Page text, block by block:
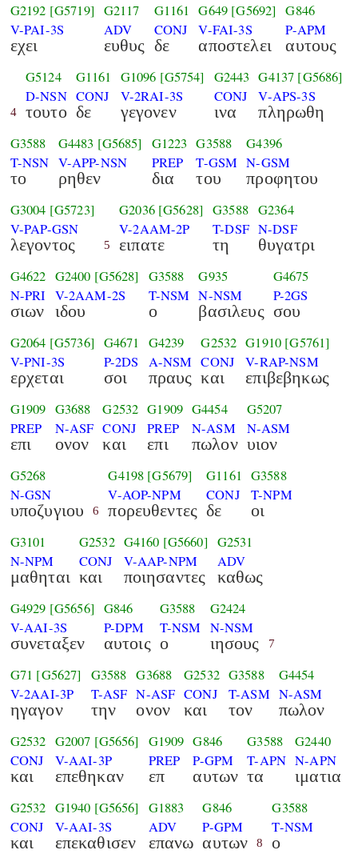
G2192 [G5719]
V-PAI-3S
εχει
G2117
ADV
ευθυς
G1161
CONJ
δε
G649 [G5692]
V-FAI-3S
αποστελει
G846
P-APM
αυτους
4
G5124
D-NSN
τουτο
G1161
CONJ
δε
G1096 [G5754]
V-2RAI-3S
γεγονεν
G2443
CONJ
ινα
G4137 [G5686]
V-APS-3S
πληρωθη
G3588
T-NSN
το
G4483 [G5685]
V-APP-NSN
ρηθεν
G1223
PREP
δια
G3588
T-GSM
του
G4396
N-GSM
προφητου
G3004 [G5723]
V-PAP-GSN
λεγοντος 5
G2036 [G5628]
V-2AAM-2P
ειπατε
G3588
T-DSF
τη
G2364
N-DSF
θυγατρι
G4622
N-PRI
σιων
G2400 [G5628]
V-2AAM-2S
ιδου
G3588
T-NSM
ο
G935
N-NSM
βασιλευς
G4675
P-2GS
σου
G2064 [G5736]
V-PNI-3S
ερχεται
G4671
P-2DS
σοι
G4239
A-NSM
πραυς
G2532
CONJ
και
G1910 [G5761]
V-RAP-NSM
επιβεβηκως
G1909
PREP
επι
G3688
N-ASF
ονον
G2532
CONJ
και
G1909
PREP
επι
G4454
N-ASM
πωλον
G5207
N-ASM
υιον
G5268
N-GSN
υποζυγιου 6
G4198 [G5679]
V-AOP-NPM
πορευθεντες
G1161
CONJ
δε
G3588
T-NPM
οι
G3101
N-NPM
μαθηται
G2532
CONJ
και
G4160 [G5660]
V-AAP-NPM
ποιησαντες
G2531
ADV
καθως
G4929 [G5656]
V-AAI-3S
συνεταξεν
G846
P-DPM
αυτοις
G3588
T-NSM
ο
G2424
N-NSM
ιησους 7
G71 [G5627]
V-2AAI-3P
ηγαγον
G3588
T-ASF
την
G3688
N-ASF
ονον
G2532
CONJ
και
G3588
T-ASM
τον
G4454
N-ASM
πωλον
G2532
CONJ
και
G2007 [G5656]
V-AAI-3P
επεθηκαν
G1909
PREP
επ
G846
P-GPM
αυτων
G3588
T-APN
τα
G2440
N-APN
ιματια
G2532
CONJ
και
G1940 [G5656]
V-AAI-3S
επεκαθισεν
G1883
ADV
επανω
G846
P-GPM
αυτων 8
G3588
T-NSM
ο